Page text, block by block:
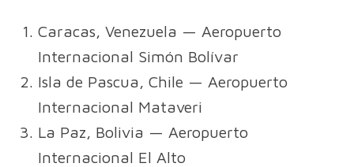
Caracas, Venezuela — Aeropuerto
Internacional Simón Bolívar
Isla de Pascua, Chile — Aeropuerto
Internacional Mataveri
La Paz, Bolivia — Aeropuerto
Internacional El Alto